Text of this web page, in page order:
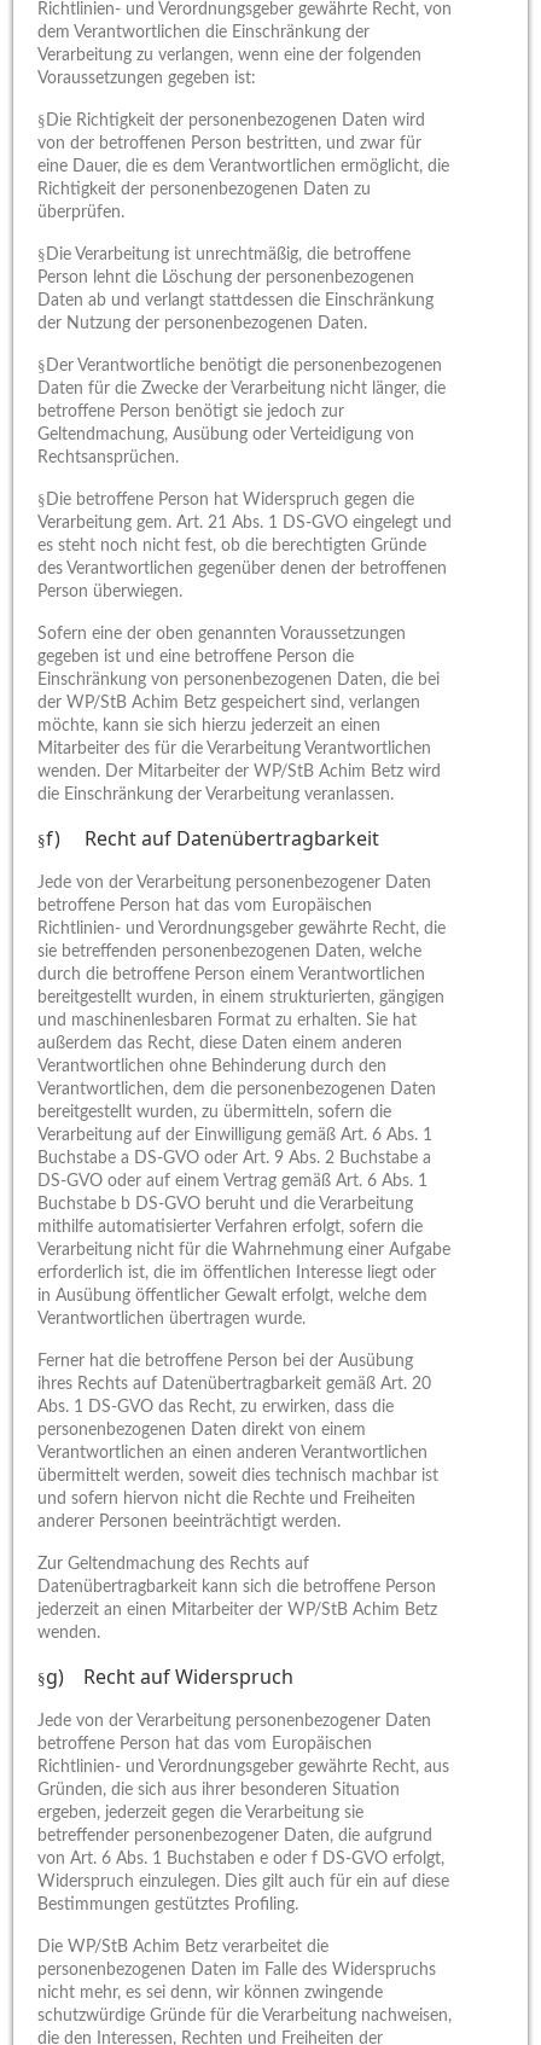
Richtlinien- und Verordnungsgeber gewährte Recht, von
dem Verantwortlichen die Einschränkung der
Verarbeitung zu verlangen, wenn eine der folgenden
Voraussetzungen gegeben ist:
§ Die Richtigkeit der personenbezogenen Daten wird
von der betroffenen Person bestritten, und zwar für
eine Dauer, die es dem Verantwortlichen ermöglicht, die
Richtigkeit der personenbezogenen Daten zu
überprüfen.
§ Die Verarbeitung ist unrechtmäßig, die betroffene
Person lehnt die Löschung der personenbezogenen
Daten ab und verlangt stattdessen die Einschränkung
der Nutzung der personenbezogenen Daten.
§ Der Verantwortliche benötigt die personenbezogenen
Daten für die Zwecke der Verarbeitung nicht länger, die
betroffene Person benötigt sie jedoch zur
Geltendmachung, Ausübung oder Verteidigung von
Rechtsansprüchen.
§ Die betroffene Person hat Widerspruch gegen die
Verarbeitung gem. Art. 21 Abs. 1 DS-GVO eingelegt und
es steht noch nicht fest, ob die berechtigten Gründe
des Verantwortlichen gegenüber denen der betroffenen
Person überwiegen.
Sofern eine der oben genannten Voraussetzungen
gegeben ist und eine betroffene Person die
Einschränkung von personenbezogenen Daten, die bei
der WP/StB Achim Betz gespeichert sind, verlangen
möchte, kann sie sich hierzu jederzeit an einen
Mitarbeiter des für die Verarbeitung Verantwortlichen
wenden. Der Mitarbeiter der WP/StB Achim Betz wird
die Einschränkung der Verarbeitung veranlassen.
§f) Recht auf Datenübertragbarkeit
Jede von der Verarbeitung personenbezogener Daten
betroffene Person hat das vom Europäischen
Richtlinien- und Verordnungsgeber gewährte Recht, die
sie betreffenden personenbezogenen Daten, welche
durch die betroffene Person einem Verantwortlichen
bereitgestellt wurden, in einem strukturierten, gängigen
und maschinenlesbaren Format zu erhalten. Sie hat
außerdem das Recht, diese Daten einem anderen
Verantwortlichen ohne Behinderung durch den
Verantwortlichen, dem die personenbezogenen Daten
bereitgestellt wurden, zu übermitteln, sofern die
Verarbeitung auf der Einwilligung gemäß Art. 6 Abs. 1
Buchstabe a DS-GVO oder Art. 9 Abs. 2 Buchstabe a
DS-GVO oder auf einem Vertrag gemäß Art. 6 Abs. 1
Buchstabe b DS-GVO beruht und die Verarbeitung
mithilfe automatisierter Verfahren erfolgt, sofern die
Verarbeitung nicht für die Wahrnehmung einer Aufgabe
erforderlich ist, die im öffentlichen Interesse liegt oder
in Ausübung öffentlicher Gewalt erfolgt, welche dem
Verantwortlichen übertragen wurde.
Ferner hat die betroffene Person bei der Ausübung
ihres Rechts auf Datenübertragbarkeit gemäß Art. 20
Abs. 1 DS-GVO das Recht, zu erwirken, dass die
personenbezogenen Daten direkt von einem
Verantwortlichen an einen anderen Verantwortlichen
übermittelt werden, soweit dies technisch machbar ist
und sofern hiervon nicht die Rechte und Freiheiten
anderer Personen beeinträchtigt werden.
Zur Geltendmachung des Rechts auf
Datenübertragbarkeit kann sich die betroffene Person
jederzeit an einen Mitarbeiter der WP/StB Achim Betz
wenden.
§g) Recht auf Widerspruch
Jede von der Verarbeitung personenbezogener Daten
betroffene Person hat das vom Europäischen
Richtlinien- und Verordnungsgeber gewährte Recht, aus
Gründen, die sich aus ihrer besonderen Situation
ergeben, jederzeit gegen die Verarbeitung sie
betreffender personenbezogener Daten, die aufgrund
von Art. 6 Abs. 1 Buchstaben e oder f DS-GVO erfolgt,
Widerspruch einzulegen. Dies gilt auch für ein auf diese
Bestimmungen gestütztes Profiling.
Die WP/StB Achim Betz verarbeitet die
personenbezogenen Daten im Falle des Widerspruchs
nicht mehr, es sei denn, wir können zwingende
schutzwürdige Gründe für die Verarbeitung nachweisen,
die den Interessen, Rechten und Freiheiten der